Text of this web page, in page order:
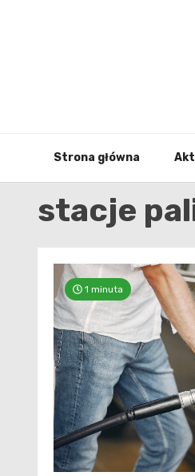
Strona główna
stacje
1 minuta